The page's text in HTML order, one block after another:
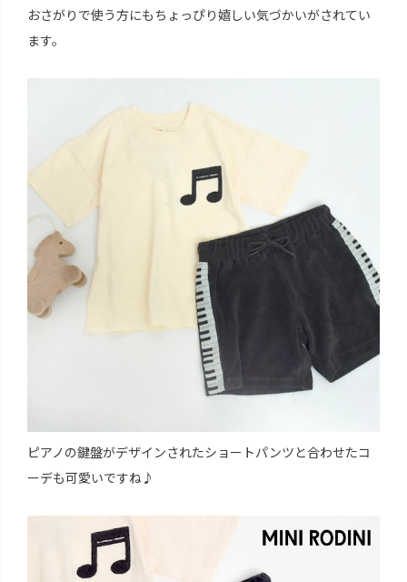
おさがりで使う方にもちょっぴり嬉しい気づかいがされてい
ます。
ピアノの鍵盤がデザインされたショートパンツと合わせたコ
ーデも可愛いですね♪